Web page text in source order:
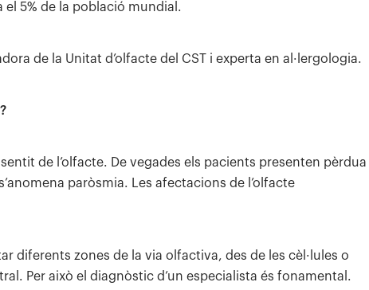
el 5% de la població mundial.
de la Unitat d’olfacte del CST i experta en al·lergologia.
de l’olfacte. De vegades els pacients presenten pèrdua
paròsmia. Les afectacions de l’olfacte
diferents zones de la via olfactiva, des de les cèl·lules o
Per això el diagnòstic d’un especialista és fonamental.